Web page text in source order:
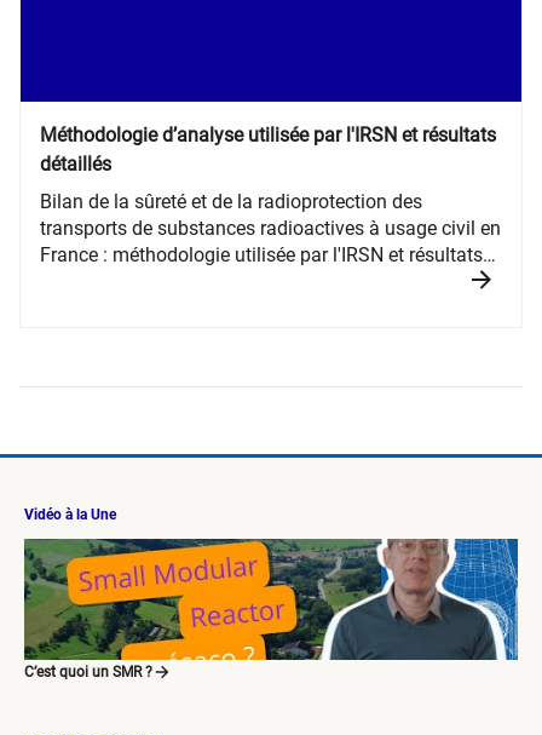
Méthodologie d’analyse utilisée par l'IRSN et résultats
détaillés
Bilan de la sûreté et de la radioprotection des
transports de substances radioactives à usage civil en
France : méthodologie utilisée par l'IRSN et résultats
Vidéo à la Une
C’est quoi un SMR ?